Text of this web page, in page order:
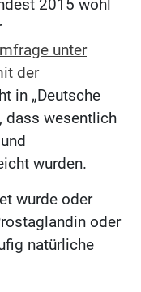
2015 wohl
unter
der
in „Deutsche
dass wesentlich
wurden.
wurde oder
oder
natürliche